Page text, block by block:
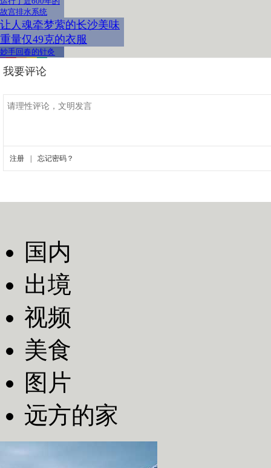
故宫排水系统
让人魂牵梦萦的长沙美味
重量仅49克的衣服
妙手回春的针灸
国内
出境
视频
美食
图片
远方的家